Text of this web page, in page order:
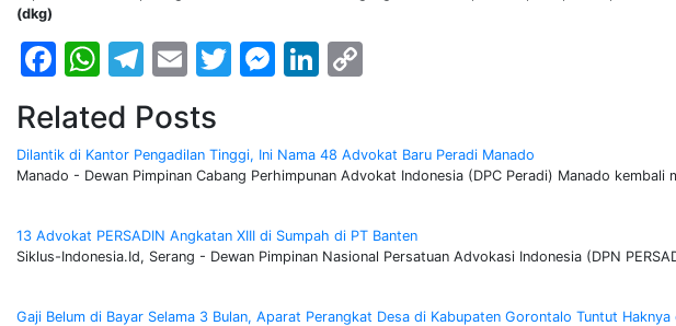
(dkg)
Facebook
WhatsApp
Telegram
EmailTwitter
Messenger
LinkedIn
Related Posts
Dilantik di Kantor Pengadilan Tinggi, Ini Nama 48 Advokat Baru Peradi Manado
Manado - Dewan Pimpinan Cabang Perhimpunan Advokat Indonesia (DPC Peradi) Manado kembali
13 Advokat PERSADIN Angkatan XIII di Sumpah di PT Banten
Siklus-Indonesia.Id, Serang - Dewan Pimpinan Nasional Persatuan Advokasi Indonesia (DPN
Gaji Belum di Bayar Selama 3 Bulan, Aparat Perangkat Desa di Kabupaten Gorontalo Tuntut Haknya